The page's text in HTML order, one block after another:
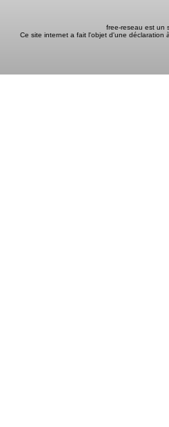
free-reseau est un
Ce site internet a fait l'objet d'une déclaration